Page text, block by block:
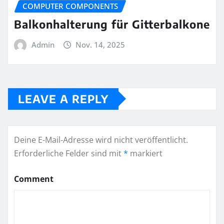
COMPUTER COMPONENTS
Balkonhalterung für Gitterbalkone
Admin Nov. 14, 2025
LEAVE A REPLY
Deine E-Mail-Adresse wird nicht veröffentlicht.
Erforderliche Felder sind mit* markiert
Comment